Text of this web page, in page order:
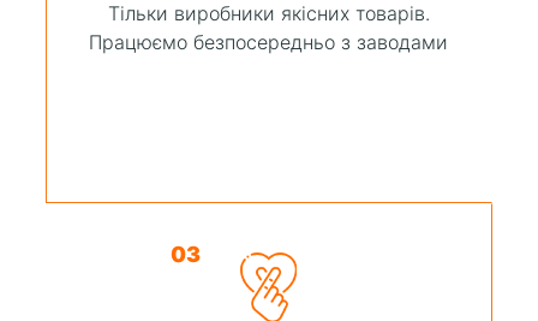
Тільки виробники якісних товарів.
Працюємо безпосередньо з заводами
03